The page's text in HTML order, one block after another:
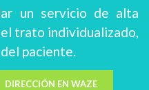
un servicio de alta
trato individualizado,
paciente.
DIRECCIÓN EN WAZE